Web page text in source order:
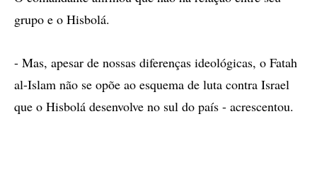
grupo e o Hisbolá.
- Mas, apesar de nossas diferenças ideológicas, o Fatah
al-Islam não se opõe ao esquema de luta contra Israel
que o Hisbolá desenvolve no sul do país - acrescentou.